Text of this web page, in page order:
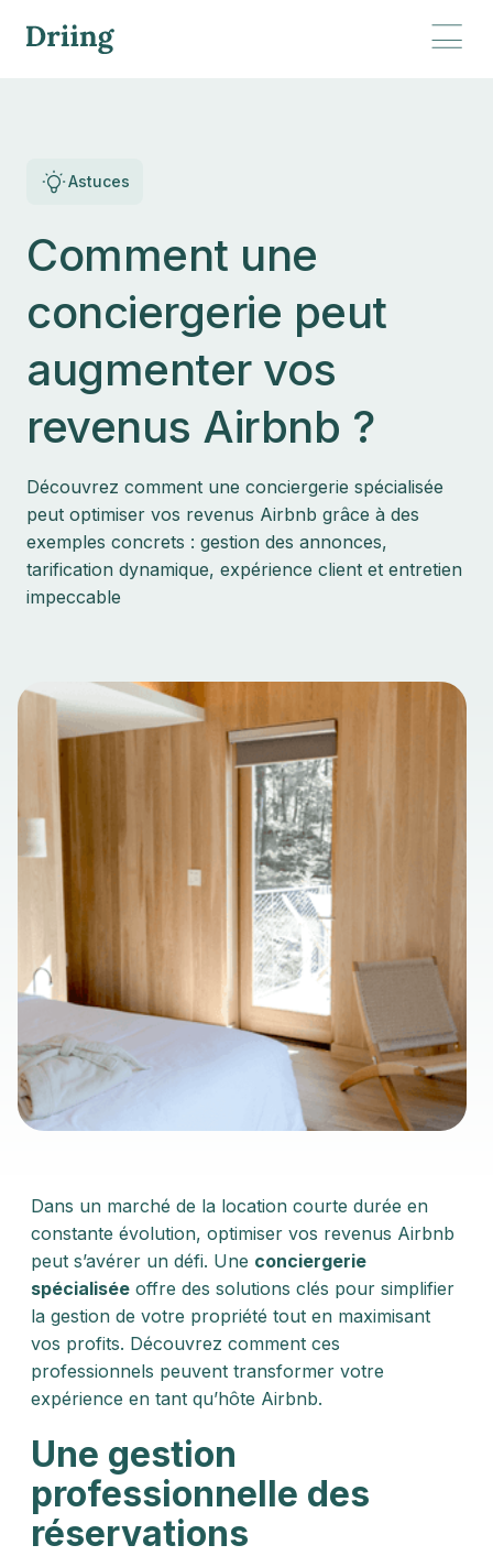
Astuces
Comment une
conciergerie peut
augmenter vos
revenus Airbnb ?
Découvrez comment une conciergerie spécialisée
peut optimiser vos revenus Airbnb grâce à des
exemples concrets : gestion des annonces,
tarification dynamique, expérience client et entretien
impeccable
Dans un marché de la location courte durée en
constante évolution, optimiser vos revenus Airbnb
peut s’avérer un défi. Une conciergerie
spécialisée offre des solutions clés pour simplifier
la gestion de votre propriété tout en maximisant
vos profits. Découvrez comment ces
professionnels peuvent transformer votre
expérience en tant qu’hôte Airbnb.
Une gestion
professionnelle des
réservations